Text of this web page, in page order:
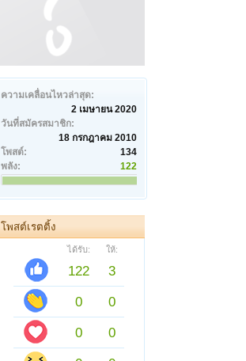
ความเคลื่อนไหวล่าสุด:
2 เมษายน 2020
วันที่สมัครสมาชิก:
18 กรกฎาคม 2010
โพสต์:
134
พลัง:
122
โพสต์เรตติ้ง
ได้รับ: ให้:
122
3
0
0
0
0